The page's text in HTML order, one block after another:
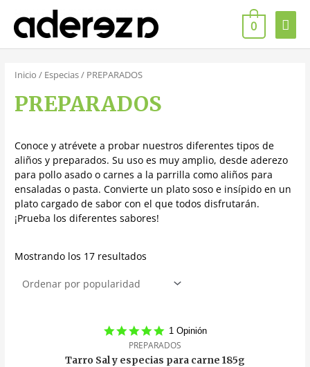
0
Inicio / Especias/ PREPARADOS
PREPARADOS
Conoce y atrévete a probar nuestros diferentes tipos de
aliños y preparados. Su uso es muy amplio, desde aderezo
para pollo asado o carnes a la parrilla como aliños para
ensaladas o pasta. Convierte un plato soso e insípido en un
plato cargado de sabor con el que todos disfrutarán.
¡Prueba los diferentes sabores!
Mostrando los 17 resultados
5.0
star
1 Opinión
PREPARADOS
Tarro Sal y especias para carne 185g